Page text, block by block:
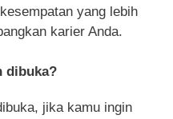
yang lebih
karier Anda.
dibuka?
jika kamu ingin